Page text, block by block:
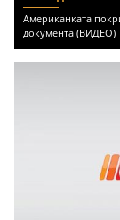
Американката
документа (ВИДЕО)